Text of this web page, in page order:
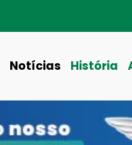
Notícias História